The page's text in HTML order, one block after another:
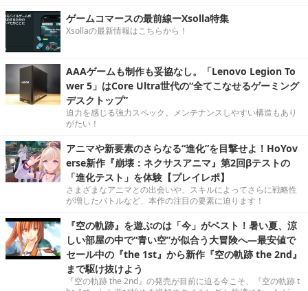
ゲームコマースの最前線ーXsolla特集
Xsollaの最新情報はこちらから！
AAAゲームも制作も妥協なし。「Lenovo Legion To
wer 5」はCore Ultra世代の“全てこなせるゲーミング
デスクトップ”
迫力を感じる強力スペック。メンテナンスしやすい構造もあり
がたい！
アニマや新要素のさらなる“進化”を目撃せよ！HoYov
erse新作『崩壊：ネクサスアニマ』第2回βテストの
「進化テスト」を体験【プレイレポ】
さまざまなアニマとの出会いや、スキルによってさらに戦略性
が増したバトルなど、本作の注目の要素に迫ります！
『空の軌跡』を遊ぶのは「今」がベスト！暑い夏、涼
しい部屋の中で“青い空”が似合う大冒険へ―最安値で
セール中の『the 1st』から新作『空の軌跡 the 2nd』
まで駆け抜けよう
『空の軌跡 the 2nd』の発売が目前に迫る今こそ、『空の軌跡 t